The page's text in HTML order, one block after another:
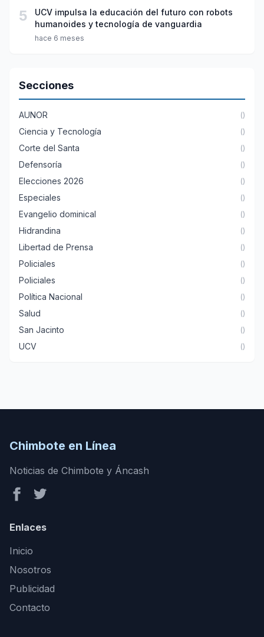
5
UCV impulsa la educación del futuro con robots
humanoides y tecnología de vanguardia
hace 6 meses
Secciones
AUNOR ()
Ciencia y Tecnología ()
Corte del Santa ()
Defensoría ()
Elecciones 2026 ()
Especiales ()
Evangelio dominical ()
Hidrandina ()
Libertad de Prensa ()
Policiales ()
Policiales ()
Política Nacional ()
Salud ()
San Jacinto ()
UCV ()
Chimbote en Línea
Noticias de Chimbote y Áncash
Enlaces
Inicio
Nosotros
Publicidad
Contacto